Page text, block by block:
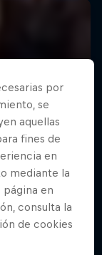
por
se
aquellas
fines de
en
mediante la
en
consulta la
de cookies